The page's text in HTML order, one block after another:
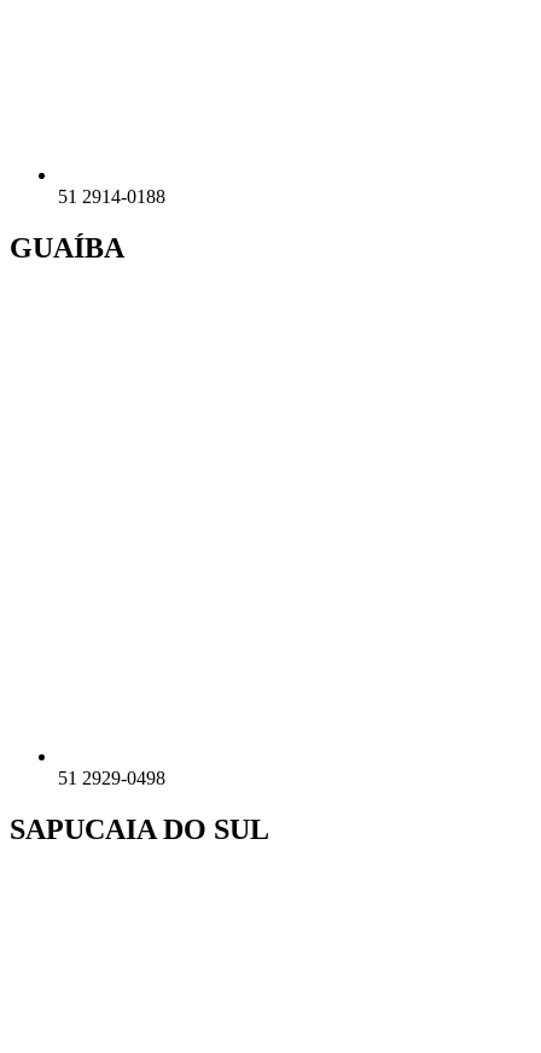
51 2914-0188
GUAÍBA
51 2929-0498
SAPUCAIA DO SUL